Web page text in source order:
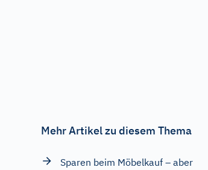
Mehr Artikel zu diesem Thema
Sparen beim Möbelkauf – aber